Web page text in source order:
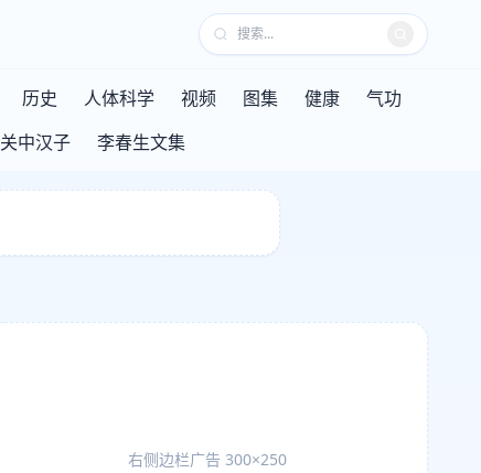
历史 人体科学 视频 图集 健康
气功
关中汉子 李春生文集
右侧边栏广告 300×250